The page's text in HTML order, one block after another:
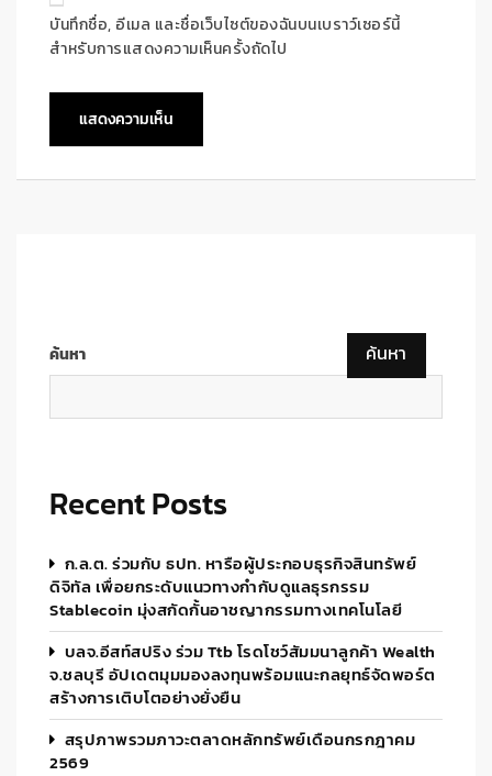
บันทึกชื่อ, อีเมล และชื่อเว็บไซต์ของฉันบนเบราว์เซอร์นี้
สำหรับการแสดงความเห็นครั้งถัดไป
ค้นหา ค้นหา
Recent Posts
ก.ล.ต. ร่วมกับ ธปท. หารือผู้ประกอบธุรกิจสินทรัพย์
ดิจิทัล เพื่อยกระดับแนวทางกำกับดูแลธุรกรรม
Stablecoin มุ่งสกัดกั้นอาชญากรรมทางเทคโนโลยี
บลจ.อีสท์สปริง ร่วม Ttb โรดโชว์สัมมนาลูกค้า Wealth
จ.ชลบุรี อัปเดตมุมมองลงทุนพร้อมแนะกลยุทธ์จัดพอร์ต
สร้างการเติบโตอย่างยั่งยืน
สรุปภาพรวมภาวะตลาดหลักทรัพย์เดือนกรกฎาคม
2569